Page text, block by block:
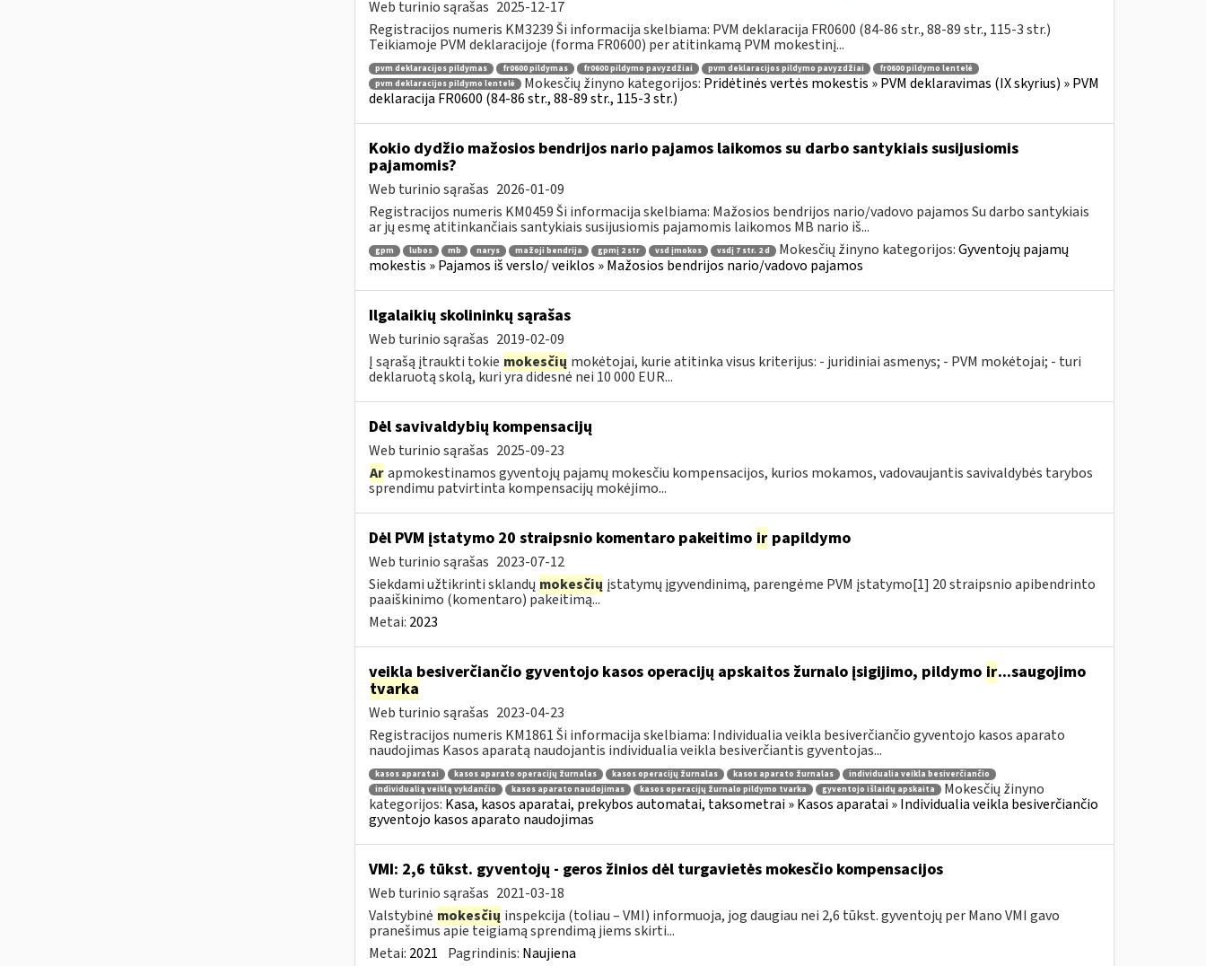
Web turinio sąrašas 2025-12-17
Registracijos numeris KM3239 Ši informacija skelbiama: PVM deklaracija FR0600 (84-86 str., 88-89 str., 115-3 str.)
Teikiamoje PVM deklaracijoje (forma FR0600) per atitinkamą PVM mokestinį...
pvm deklaracijos pildymas fr0600 pildymas fr0600 pildymo pavyzdžiai pvm deklaracijos pildymo pavyzdžiai
fr0600 pildymo lentelė
pvm deklaracijos pildymo lentelė
Mokesčių žinyno kategorijos: Pridėtinės vertės mokestis » PVM deklaravimas (IX skyrius) » PVM
deklaracija FR0600 (84-86 str., 88-89 str., 115-3 str.)
Kokio dydžio mažosios bendrijos nario pajamos laikomos su darbo santykiais susijusiomis
pajamomis?
Web turinio sąrašas 2026-01-09
Registracijos numeris KM0459 Ši informacija skelbiama: Mažosios bendrijos nario/vadovo pajamos Su darbo santykiais
ar jų esmę atitinkančiais santykiais susijusiomis pajamomis laikomos MB nario iš...
gpm lubos mb narys mažoji bendrija gpmį 2 str vsd įmokos vsdį 7 str. 2 d Mokesčių žinyno kategorijos:Gyventojų pajamų
mokestis » Pajamos iš verslo/ veiklos » Mažosios bendrijos nario/vadovo pajamos
Ilgalaikių skolininkų sąrašas
Web turinio sąrašas 2019-02-09
Į sąrašą įtraukti tokie mokesčių mokėtojai, kurie atitinka visus kriterijus: - juridiniai asmenys; - PVM mokėtojai; - turi
deklaruotą skolą, kuri yra didesnė nei 10 000 EUR...
Dėl savivaldybių kompensacijų
Web turinio sąrašas 2025-09-23
Ar apmokestinamos gyventojų pajamų mokesčiu kompensacijos, kurios mokamos, vadovaujantis savivaldybės tarybos
sprendimu patvirtinta kompensacijų mokėjimo...
Dėl PVM įstatymo 20 straipsnio komentaro pakeitimo irpapildymo
Web turinio sąrašas 2023-07-12
Siekdami užtikrinti sklandų mokesčių įstatymų įgyvendinimą, parengėme PVM įstatymo[1] 20 straipsnio apibendrinto
paaiškinimo (komentaro) pakeitimą...
Metai: 2023
veikla besiverčiančio gyventojo kasos operacijų apskaitos žurnalo įsigijimo, pildymo ir...saugojimo
tvarka
Web turinio sąrašas 2023-04-23
Registracijos numeris KM1861 Ši informacija skelbiama: Individualia veikla besiverčiančio gyventojo kasos aparato
naudojimas Kasos aparatą naudojantis individualia veikla besiverčiantis gyventojas...
kasos aparatai kasos aparato operacijų žurnalas kasos operacijų žurnalas kasos aparato žurnalas
individualia veikla besiverčiančio
individualią veiklą vykdančio
kasos aparato naudojimas kasos operacijų žurnalo pildymo tvarka gyventojo išlaidų apskaita
Mokesčių žinyno
kategorijos: Kasa, kasos aparatai, prekybos automatai, taksometrai » Kasos aparatai » Individualia veikla besiverčiančio
gyventojo kasos aparato naudojimas
VMI: 2,6 tūkst. gyventojų - geros žinios dėl turgavietės mokesčio kompensacijos
Web turinio sąrašas 2021-03-18
Valstybinė mokesčių inspekcija (toliau – VMI) informuoja, jog daugiau nei 2,6 tūkst. gyventojų per Mano VMI gavo
pranešimus apie teigiamą sprendimą jiems skirti...
Metai: 2021 Pagrindinis: Naujiena